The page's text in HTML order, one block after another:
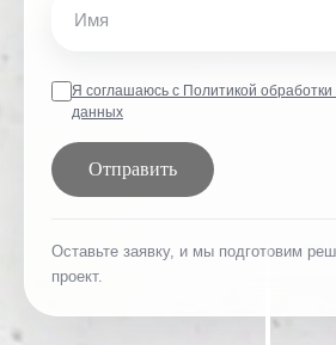
Я соглашаюсь с Политикой
данных
Отправить
Оставьте заявку, и мы подготовим
проект.